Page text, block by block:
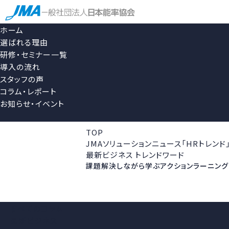
ホーム
選ばれる理由
研修・セミナー一覧
導入の流れ
スタッフの声
コラム・レポート
お知らせ・イベント
TOP
JMAソリューションニュース「HRトレンド
最新ビジネス トレンドワード
課題解決しながら学ぶアクションラーニング